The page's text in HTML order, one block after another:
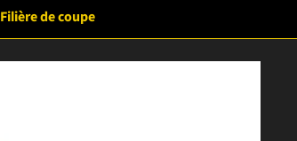
Filière de coupe